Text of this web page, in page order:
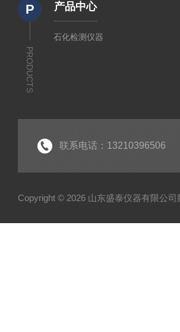
P
PRODUCTS
产品中心
石化检测仪器
联系电话：13210396506
Copyright © 2026 山东盛泰仪器有限公